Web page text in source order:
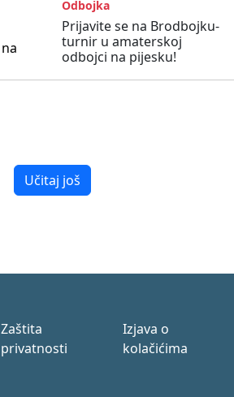
Odbojka
Prijavite se na Brodbojku-
turnir u amaterskoj
odbojci na pijesku!
Učitaj još
Zaštita
privatnosti
Izjava o
kolačićima